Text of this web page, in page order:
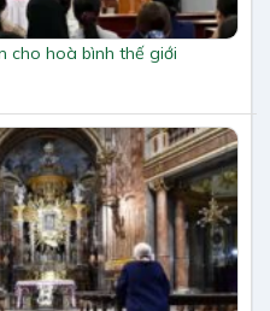
cho hoà bình thế giới